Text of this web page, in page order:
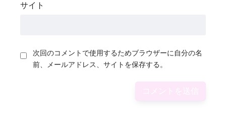
サイト
次回のコメントで使用するためブラウザーに自分の名
前、メールアドレス、サイトを保存する。